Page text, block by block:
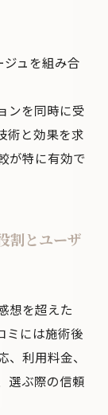
ジュを組み合
ンを同時に受
術と効果を求
が特に有効で
割とユーザ
想を超えた
ミには施術後
利用料金、
選ぶ際の信頼